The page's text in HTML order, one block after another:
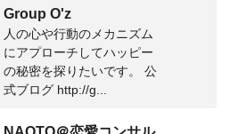
Group O'z
人の心や行動のメカニズム
にアプローチしてハッピー
の秘密を探りたいです。 公
式ブログ http://g...